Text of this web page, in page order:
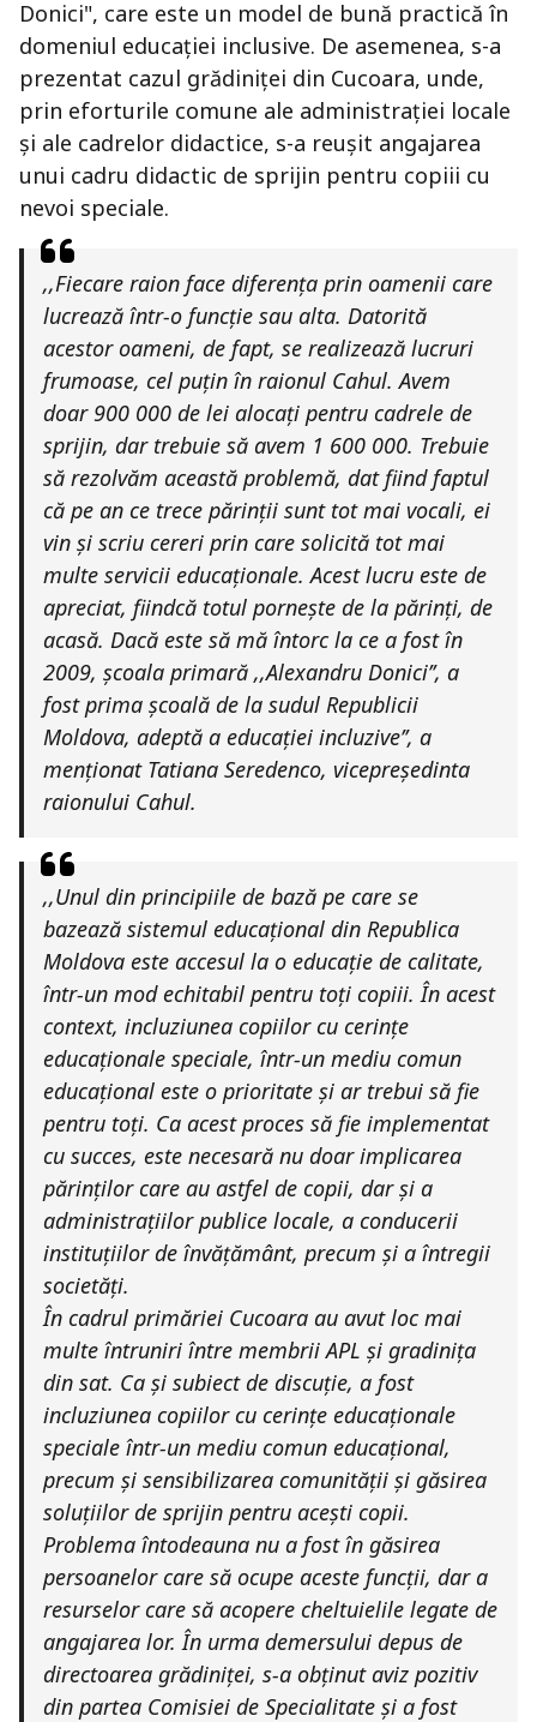
Donici", care este un model de bună practică în
domeniul educației inclusive. De asemenea, s-a
prezentat cazul grădiniței din Cucoara, unde,
prin eforturile comune ale administrației locale
și ale cadrelor didactice, s-a reușit angajarea
unui cadru didactic de sprijin pentru copiii cu
nevoi speciale.
,,Fiecare raion face diferența prin oamenii care
lucrează într-o funcție sau alta. Datorită
acestor oameni, de fapt, se realizează lucruri
frumoase, cel puțin în raionul Cahul. Avem
doar 900 000 de lei alocați pentru cadrele de
sprijin, dar trebuie să avem 1 600 000. Trebuie
să rezolvăm această problemă, dat fiind faptul
că pe an ce trece părinții sunt tot mai vocali, ei
vin și scriu cereri prin care solicită tot mai
multe servicii educaționale. Acest lucru este de
apreciat, fiindcă totul pornește de la părinți, de
acasă. Dacă este să mă întorc la ce a fost în
2009, școala primară ,,Alexandru Donici’’, a
fost prima școală de la sudul Republicii
Moldova, adeptă a educației incluzive’’, a
menționat Tatiana Seredenco, vicepreședinta
raionului Cahul.
,,Unul din principiile de bază pe care se
bazează sistemul educațional din Republica
Moldova este accesul la o educație de calitate,
într-un mod echitabil pentru toți copiii. În acest
context, incluziunea copiilor cu cerințe
educaționale speciale, într-un mediu comun
educațional este o prioritate și ar trebui să fie
pentru toți. Ca acest proces să fie implementat
cu succes, este necesară nu doar implicarea
părinților care au astfel de copii, dar și a
administrațiilor publice locale, a conducerii
instituțiilor de învățământ, precum și a întregii
societăți.
În cadrul primăriei Cucoara au avut loc mai
multe întruniri între membrii APL și gradinița
din sat. Ca și subiect de discuție, a fost
incluziunea copiilor cu cerințe educaționale
speciale într-un mediu comun educațional,
precum și sensibilizarea comunității și găsirea
soluțiilor de sprijin pentru acești copii.
Problema întodeauna nu a fost în găsirea
persoanelor care să ocupe aceste funcții, dar a
resurselor care să acopere cheltuielile legate de
angajarea lor. În urma demersului depus de
directoarea grădiniței, s-a obținut aviz pozitiv
din partea Comisiei de Specialitate și a fost